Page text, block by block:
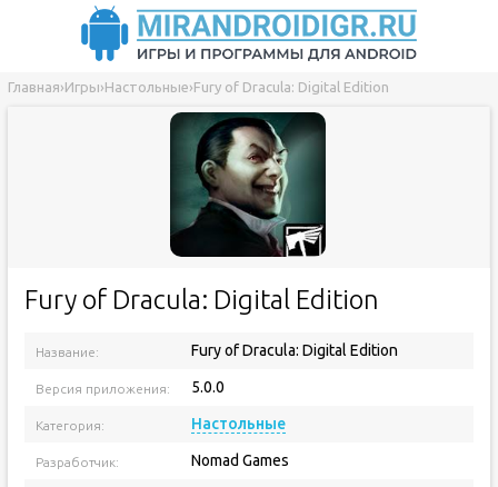
Главная›Игры›Настольные›Fury of Dracula: Digital Edition
Fury of Dracula: Digital Edition
Название: Fury of Dracula: Digital Edition
Версия приложения: 5.0.0
Категория: Настольные
Разработчик: Nomad Games